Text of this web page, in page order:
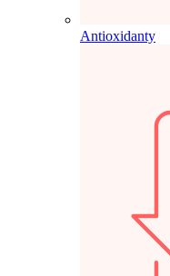
Antioxidanty